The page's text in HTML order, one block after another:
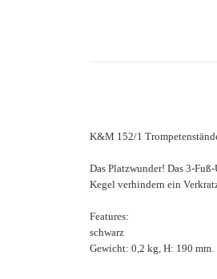
K&M 152/1
Das Platzwunder! Das 3-
Kegel verhindern ein
Features:
schwarz
Gewicht: 0,2 kg, H: 190 mm.